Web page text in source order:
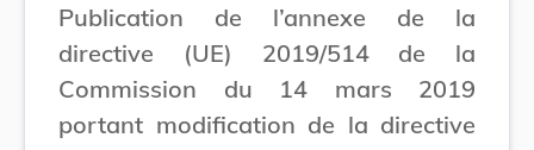
Publication de l’annexe de la
directive (UE) 2019/514 de la
Commission du 14 mars 2019
portant modification de la directive